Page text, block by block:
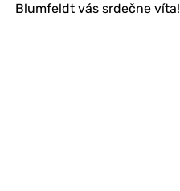
Blumfeldt vás srdečne víta!